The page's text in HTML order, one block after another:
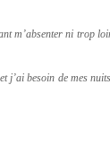
m’absenter ni trop
j’ai besoin de mes